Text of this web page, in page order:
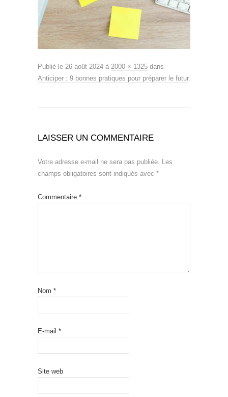
Publié le 26 août 2024 à 2000 × 1325 dans
Anticiper : 9 bonnes pratiques pour préparer le futur.
LAISSER UN COMMENTAIRE
Votre adresse e-mail ne sera pas publiée.
Les
champs obligatoires sont indiqués avec *
Commentaire *
Nom *
E-mail *
Site web